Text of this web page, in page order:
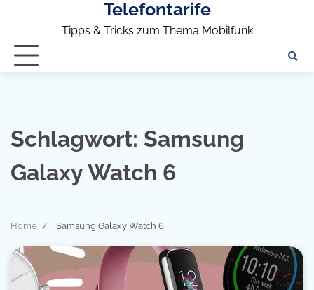
Telefontarife
Tipps & Tricks zum Thema Mobilfunk
Schlagwort: Samsung
Galaxy Watch 6
Home Samsung Galaxy Watch 6